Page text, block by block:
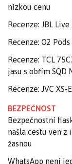
nízkou cenu
Recenze: JBL
Recenze: O2
Recenze: TCL
jasu s obřím SQD
Recenze: JVC
BEZPEČNOST
Bezpečnostní
našla cestu ven z
žasnou
WhatsApp není